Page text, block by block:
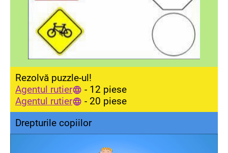
Rezolvă puzzle-ul!
Agentul rutier
- 12 piese
Agentul rutier
- 20 piese
Drepturile copiilor